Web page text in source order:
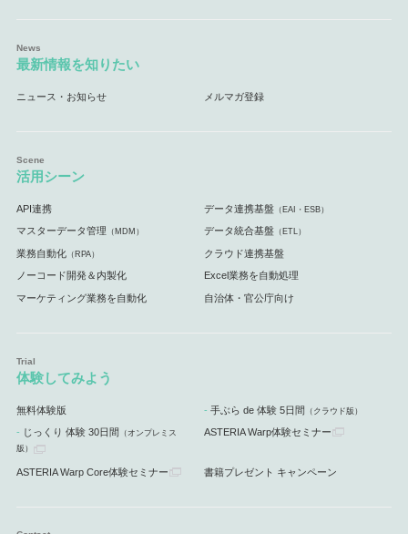
最新情報を知りたい
ニュース・お知らせ メルマガ登録
活用シーン
API連携 データ連携基盤 （EAI・ESB）
マスターデータ管理 （MDM） データ統合基盤 （ETL）
業務自動化（RPA） クラウド連携基盤
ノーコード開発＆内製化 Excel業務を自動処理
マーケティング業務を自動化 自治体・官公庁向け
体験してみよう
無料体験版 手ぶら de 体験 5日間 （クラウド版）
じっくり 体験 30日間 （オンプレミス
版）
ASTERIA Warp体験セミナー
ASTERIA Warp Core体験セミナー 書籍プレゼント キャンペーン